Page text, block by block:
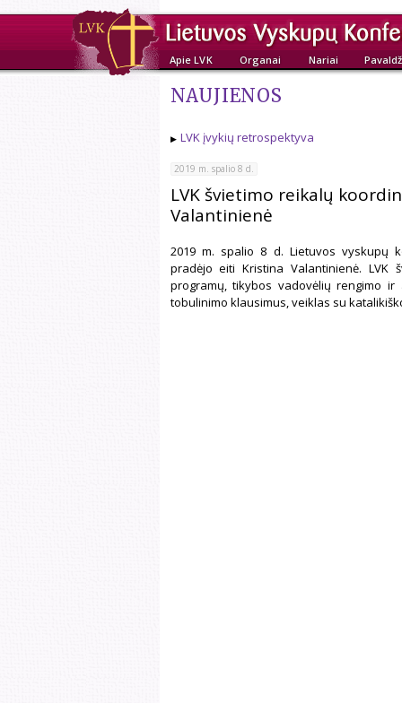
Apie LVK Organai Nariai
NAUJIENOS
LVK įvykių retrospektyva
2019 m. spalio 8 d.
LVK švietimo reikalų
Valantinienė
2019 m. spalio 8 d. Lietuvos vyskupų
pradėjo eiti Kristina Valantinienė. LVK
programų, tikybos vadovėlių rengimo
tobulinimo klausimus, veiklas su